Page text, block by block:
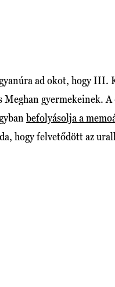
ad okot, hogy III.
gyermekeinek. A
befolyásolja a
hogy felvetődött az